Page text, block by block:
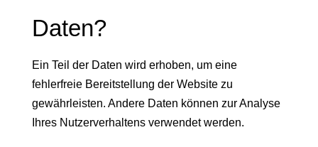
Daten?
Ein Teil der Daten wird erhoben, um eine
fehlerfreie Bereitstellung der Website zu
gewährleisten. Andere Daten können zur Analyse
Ihres Nutzerverhaltens verwendet werden.